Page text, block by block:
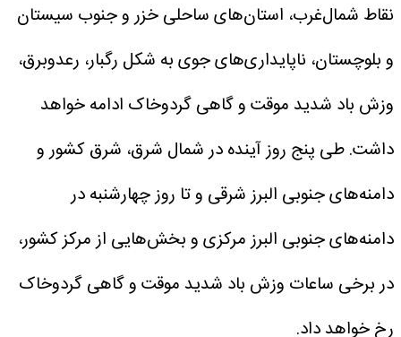
نقاط شمال‌غرب، استان‌های ساحلی خزر و جنوب سیستان
و بلوچستان، ناپایداری‌های جوی به شکل رگبار، رعدوبرق،
وزش باد شدید موقت و گاهی گردوخاک ادامه خواهد
داشت.طی پنج روز آینده در شمال شرق، شرق کشور و
دامنه‌های جنوبی البرز شرقی و تا روز چهارشنبه در
دامنه‌های جنوبی البرز مرکزی و بخش‌هایی از مرکز کشور،
در برخی ساعات وزش باد شدید موقت و گاهی گردوخاک
رخ خواهد داد.